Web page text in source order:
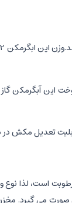
موجود شده ، نوع
لذا نوع